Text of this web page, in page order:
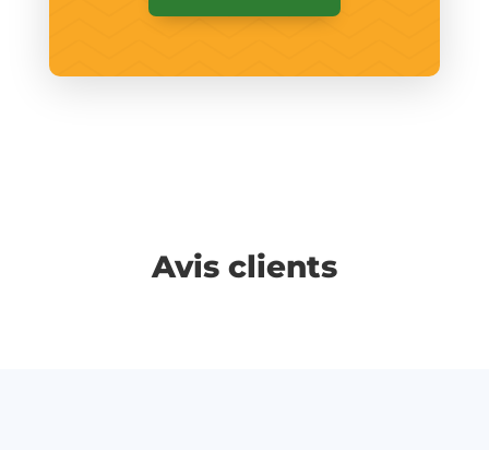
Avis clients